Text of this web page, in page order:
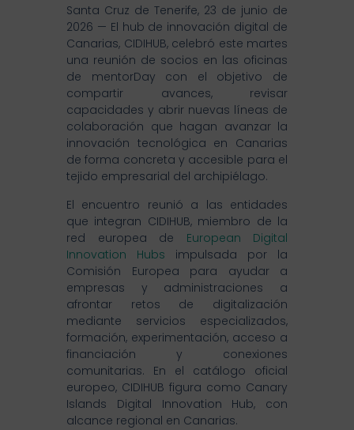
Santa Cruz de Tenerife, 23 de junio de
2026 — El hub de innovación digital de
Canarias, CIDIHUB, celebró este martes
una reunión de socios en las oficinas
de mentorDay con el objetivo de
compartir avances, revisar
capacidades y abrir nuevas líneas de
colaboración que hagan avanzar la
innovación tecnológica en Canarias
de forma concreta y accesible para el
tejido empresarial del archipiélago.
El encuentro reunió a las entidades
que integran CIDIHUB, miembro de la
red europea de European Digital
Innovation Hubs impulsada por la
Comisión Europea para ayudar a
empresas y administraciones a
afrontar retos de digitalización
mediante servicios especializados,
formación, experimentación, acceso a
financiación y conexiones
comunitarias. En el catálogo oficial
europeo, CIDIHUB figura como Canary
Islands Digital Innovation Hub, con
alcance regional en Canarias.